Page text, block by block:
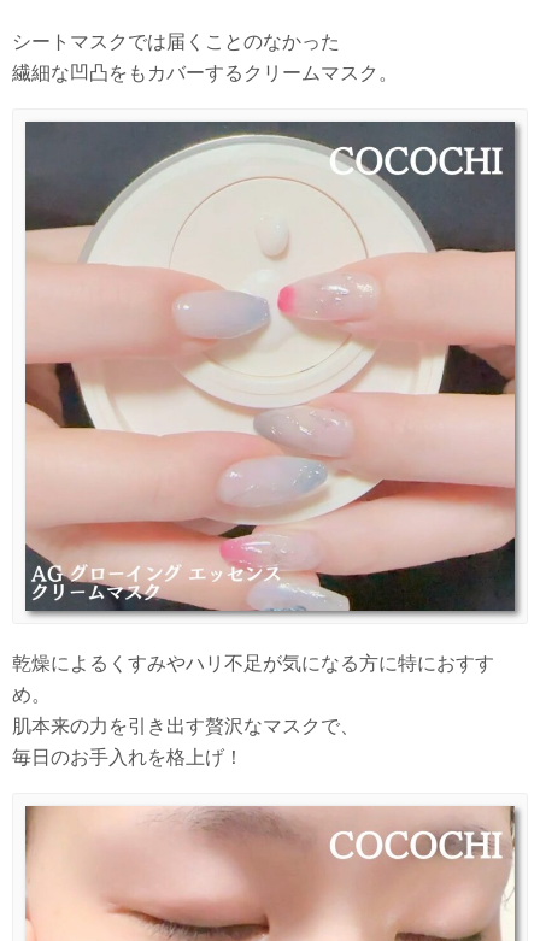
シートマスクでは届くことのなかった
繊細な凹凸をもカバーするクリームマスク。
乾燥によるくすみやハリ不足が気になる方に特におすす
め。
肌本来の力を引き出す贅沢なマスクで、
毎日のお手入れを格上げ！